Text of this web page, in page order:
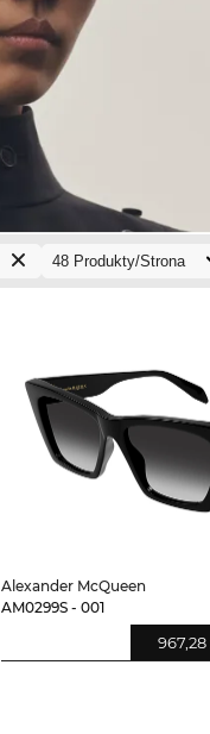
Alexander McQueen
AM0299S - 001
967,28